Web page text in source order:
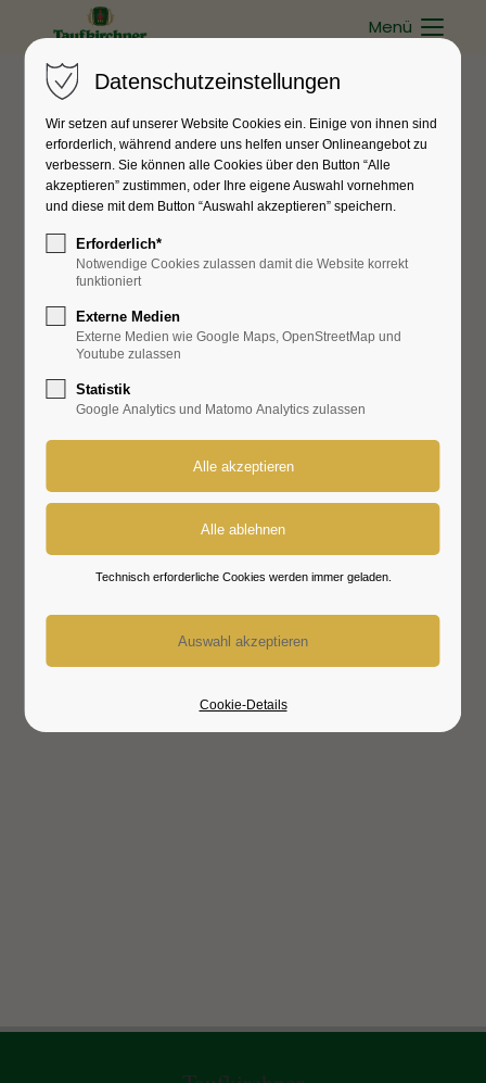
Menü
Datenschutzeinstellungen
Wir setzen auf unserer Website Cookies ein. Einige von ihnen sind
erforderlich, während andere uns helfen unser Onlineangebot zu
verbessern. Sie können alle Cookies über den Button “Alle
akzeptieren” zustimmen, oder Ihre eigene Auswahl vornehmen
und diese mit dem Button “Auswahl akzeptieren” speichern.
Erforderlich*
Notwendige Cookies zulassen damit die Website korrekt
funktioniert
Externe Medien
Externe Medien wie Google Maps, OpenStreetMap und
Youtube zulassen
Statistik
Google Analytics und Matomo Analytics zulassen
Technisch erforderliche Cookies werden immer geladen.
Cookie-Details